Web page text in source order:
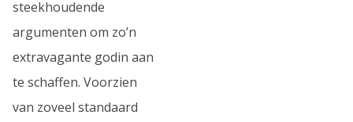
steekhoudende
argumenten om zo’n
extravagante godin aan
te schaffen. Voorzien
van zoveel standaard